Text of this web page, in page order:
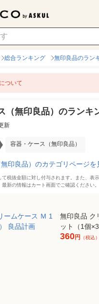
（無印良品）
総合ランキング 無印良品のラン
ついて
（無印良品）のランキ
新
容器・ケース（無印良品）
印良品）のカテゴリページを
て税抜金額に対し付与されます。また、表
新の情報はカート画面でご確認ください。
無印良品 ク
ット（1個
360円 （税込）